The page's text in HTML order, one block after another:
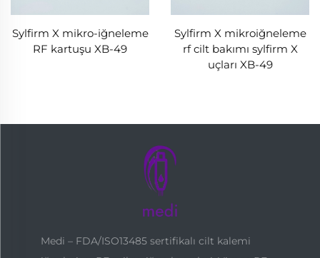
Sylfirm X mikro-iğneleme
RF kartuşu XB-49
Sylfirm X mikroiğneleme
rf cilt bakımı sylfirm X
uçları XB-49
Medi – FDA/ISO13485 sertifikalı cilt kalemi